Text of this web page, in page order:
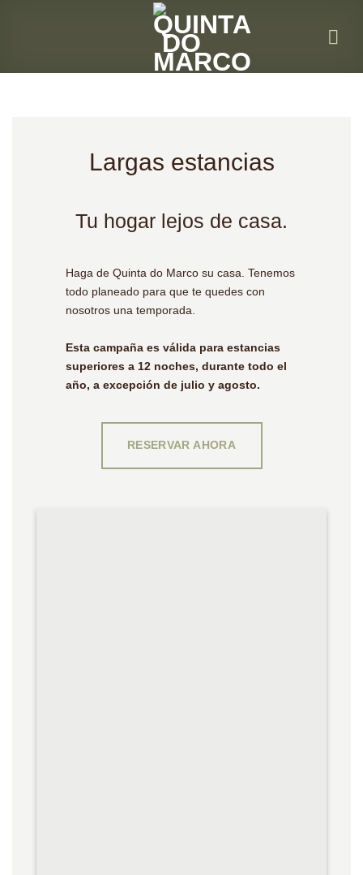
Largas estancias
Tu hogar lejos de casa.
Haga de Quinta do Marco su casa. Tenemos
todo planeado para que te quedes con
nosotros una temporada.
Esta campaña es válida para estancias
superiores a 12 noches, durante todo el
año, a excepción de julio y agosto.
RESERVAR AHORA